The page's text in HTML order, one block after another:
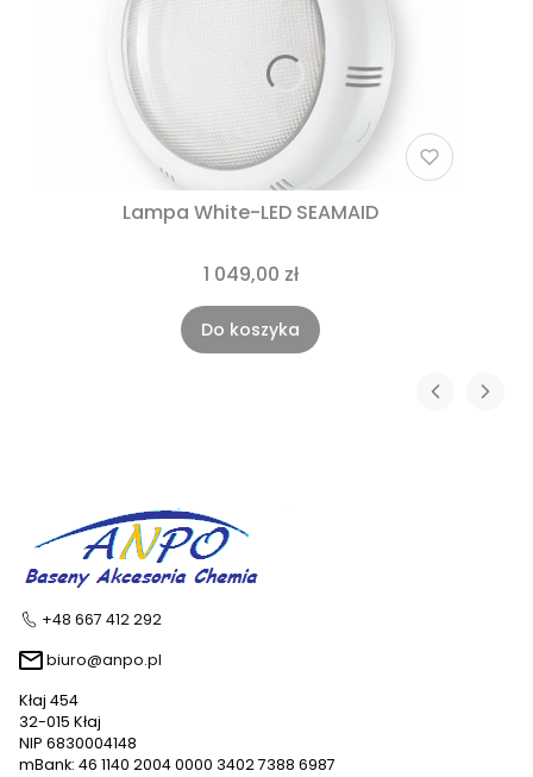
Lampa White-LED SEAMAID
1 049,00 zł
Do koszyka
+48 667 412 292
biuro@anpo.pl
Kłaj 454
32-015 Kłaj
NIP 6830004148
mBank: 46 1140 2004 0000 3402 7388 6987